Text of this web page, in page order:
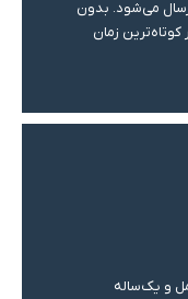
می‌شود. بدون
زمان
و یک‌ساله